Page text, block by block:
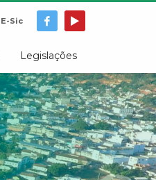
E-Sic
Legislações